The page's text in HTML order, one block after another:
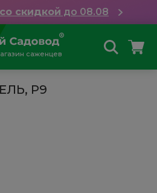
скидкой до 08.08
саженцев
Р9